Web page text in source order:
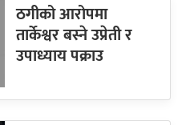
ठगीको आरोपमा
तार्केश्वर बस्ने उप्रेती र
उपाध्याय पक्राउ